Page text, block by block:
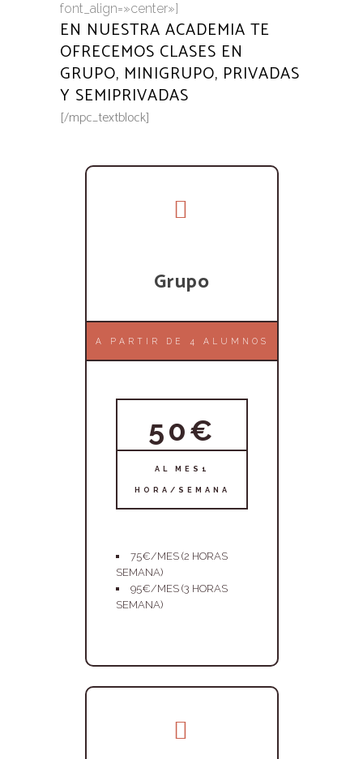
font_align=»center»]
EN NUESTRA ACADEMIA TE
OFRECEMOS CLASES EN
GRUPO, MINIGRUPO, PRIVADAS
Y SEMIPRIVADAS
[/mpc_textblock]
Grupo
A PARTIR DE 4 ALUMNOS
50€
AL MES1
HORA/SEMANA
75€/MES (2 HORAS
SEMANA)
95€/MES (3 HORAS
SEMANA)